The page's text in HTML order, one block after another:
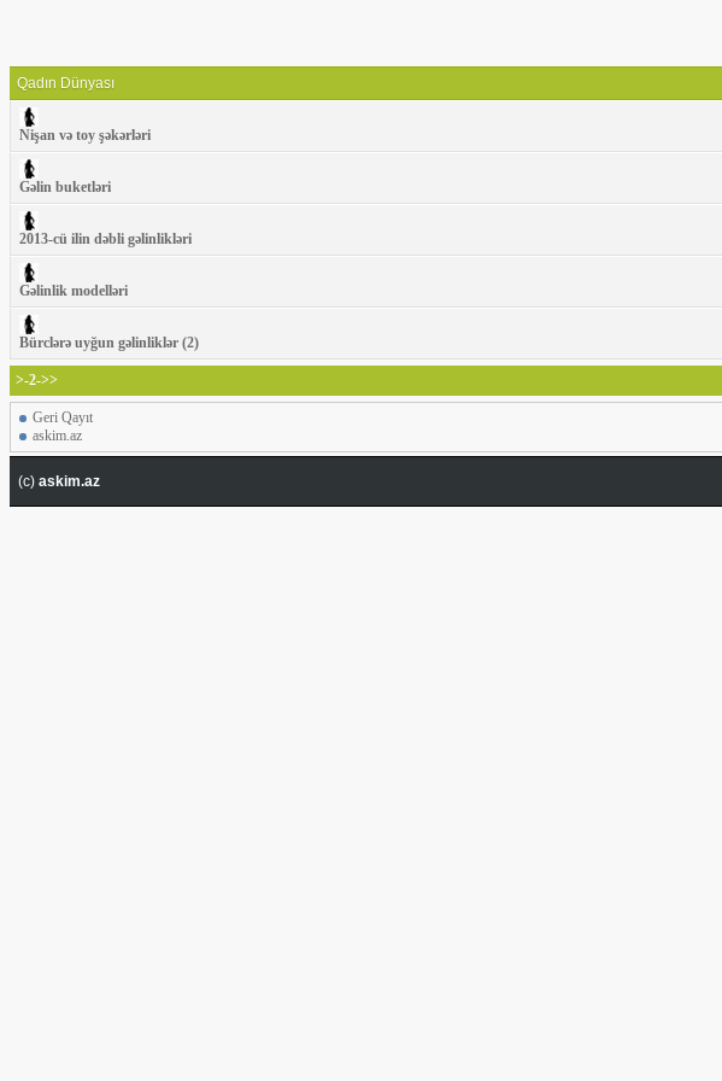
Qadın Dünyası
Nişan və toy şəkərləri
Gəlin buketləri
2013-cü ilin dəbli gəlinlikləri
Gəlinlik modelləri
Bürclərə uyğun gəlinliklər (2)
>-2->>
Geri Qayıt
askim.az
(c) askim.az